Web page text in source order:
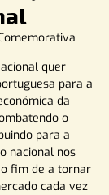
quer
para a
da
o
para a
nacional nos
fim de a tornar
cada vez